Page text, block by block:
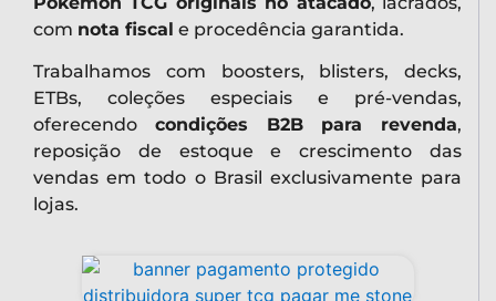
com nota fiscal e procedência garantida.
Trabalhamos com boosters, blisters, decks,
ETBs, coleções especiais e pré-vendas,
oferecendo condições B2B para revenda,
reposição de estoque e crescimento das
vendas em todo o Brasil exclusivamente para
lojas.